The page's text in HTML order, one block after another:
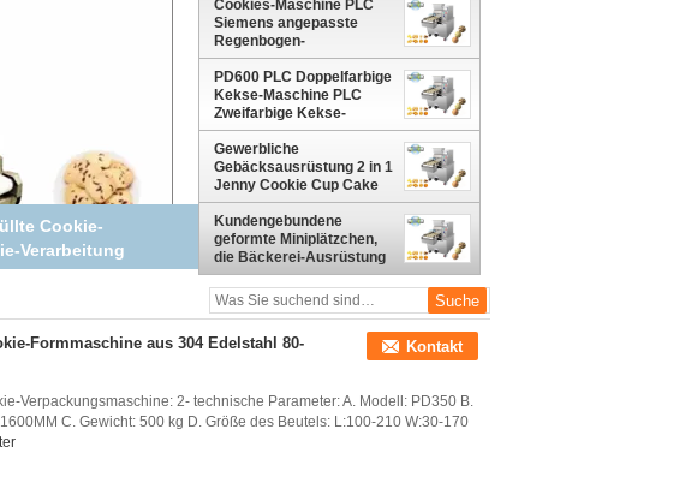
Cookie-
Jenny Cookie-
Verarbeitung Maschinen
Cookies-Maschine PLC
Siemens angepasste
Regenbogen-
Schokoladen-Chips-
Cookies
Drahtgeschnittener
Cookie-Depositor-
Maschine
PD600 PLC Doppelfarbige
Kekse-Maschine PLC
Zweifarbige Kekse-
Maschine Cookie-
Depositor
Gewerbliche
Gebäcksausrüstung 2 in 1
Jenny Cookie Cup Cake
Depositor Machine
PD400B
Kundengebundene
geformte Miniplätzchen,
die Bäckerei-Ausrüstung
CER Zustimmung der
Maschinen-100kg/H
machen
Formmaschine aus 304 Edelstahl 80-
Kontakt
Verpackungsmaschine: 2- technische Parameter: A. Modell: PD350 B.
C. Gewicht: 500 kg D. Größe des Beutels: L:100-210 W:30-170